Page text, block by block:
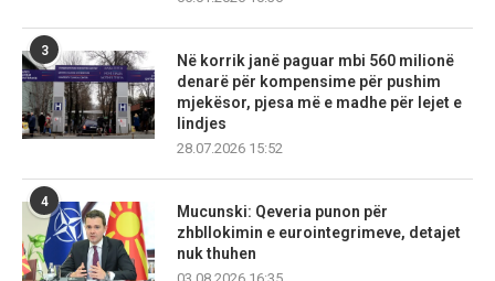
3
Në korrik janë paguar mbi 560 milionë
denarë për kompensime për pushim
mjekësor, pjesa më e madhe për lejet e
lindjes
28.07.2026 15:52
4
Mucunski: Qeveria punon për
zhbllokimin e eurointegrimeve, detajet
nuk thuhen